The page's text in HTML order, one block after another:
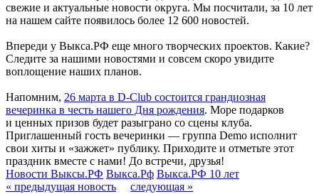
свежие и актуальные новости округа. Мы посчитали, за 10 лет
на нашем сайте появилось более 12 600 новостей.
Впереди у Выкса.РФ еще много творческих проектов. Какие?
Следите за нашими новостями и совсем скоро увидите
воплощение наших планов.
Напомним, 26 марта в D-Club состоится грандиозная
вечеринка в честь нашего Дня рождения. Море подарков
и ценных призов будет разыграно со сцены клуба.
Приглашенный гость вечеринки — группа Demo исполнит
свои хиты и «зажжет» публику. Приходите и отметьте этот
праздник вместе с нами! До встречи, друзья!
Новости Выксы.РФ Выкса.Рф Выкса.РФ 10 лет
« предыдущая новость
следующая »